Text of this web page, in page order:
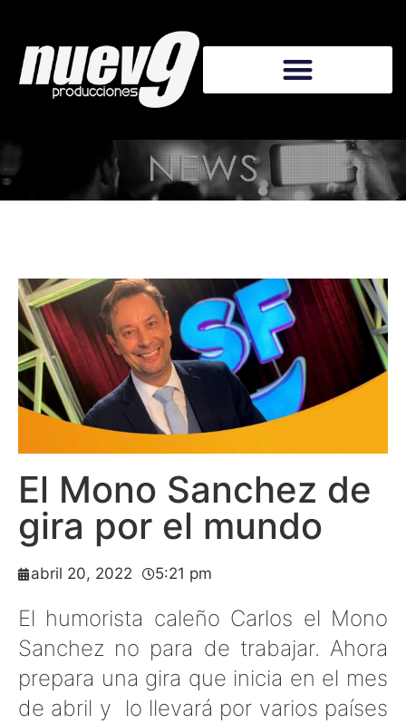
El Mono Sanchez de
gira por el mundo
abril 20, 2022 5:21 pm
El humorista caleño Carlos el Mono
Sanchez no para de trabajar. Ahora
prepara una gira que inicia en el mes
de abril y lo llevará por varios países